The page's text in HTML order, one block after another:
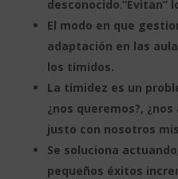
desconocido.“Evitan”
El modo en que
adaptación en las
los tímidos.
La timidez es un
¿nos queremos?,
justo con nosotros
Se soluciona
pequeños éxitos